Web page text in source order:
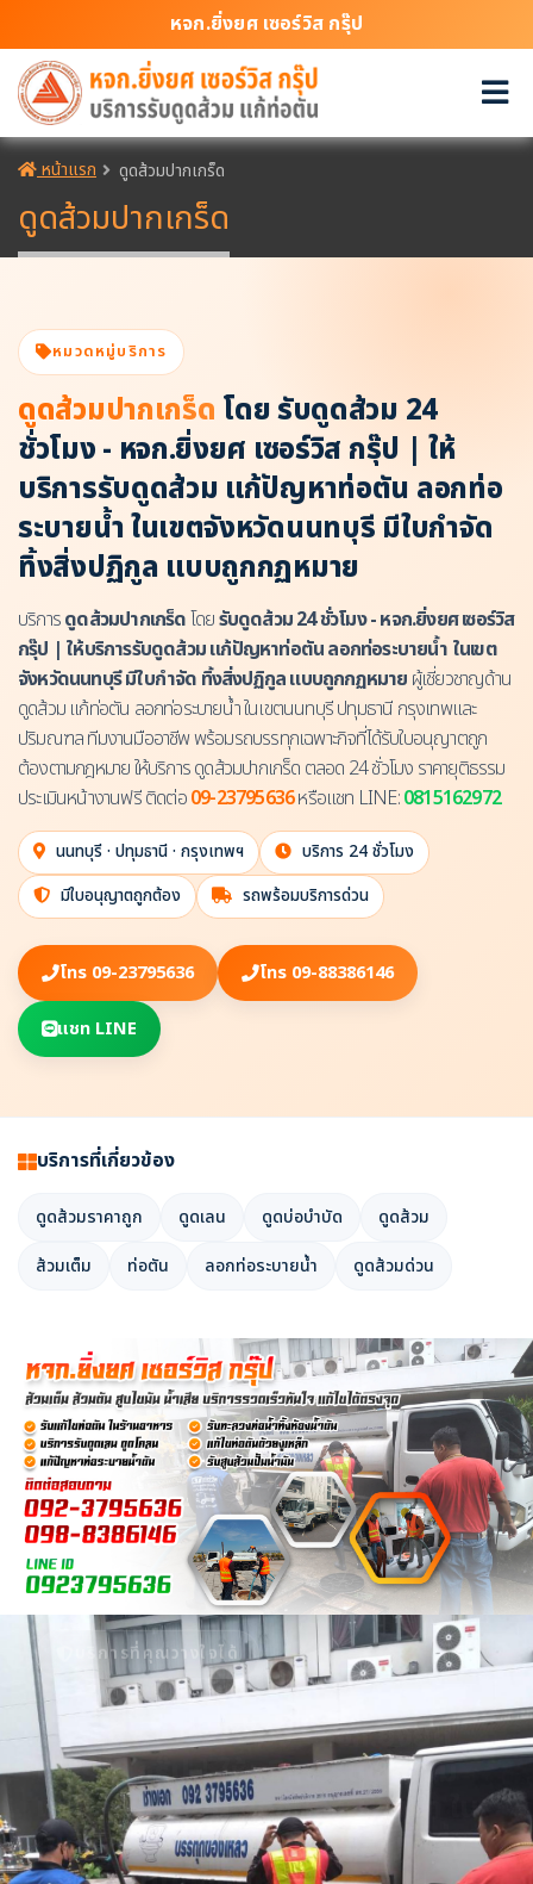
หจก.ยิ่งยศ เซอร์วิส กรุ๊ป
หน้าแรก ดูดส้วมปากเกร็ด
ดูดส้วมปากเกร็ด
หมวดหมู่บริการ
ดูดส้วมปากเกร็ด โดย รับดูดส้วม 24
ชั่วโมง - หจก.ยิ่งยศ เซอร์วิส กรุ๊ป | ให้
บริการรับดูดส้วม แก้ปัญหาท่อตัน ลอกท่อ
ระบายน้ำ ในเขตจังหวัดนนทบุรี มีใบกำจัด
ทิ้งสิ่งปฏิกูล แบบถูกกฏหมาย
บริการดูดส้วมปากเกร็ดโดยรับดูดส้วม 24 ชั่วโมง - หจก.ยิ่งยศ เซอร์วิส
กรุ๊ป | ให้บริการรับดูดส้วม แก้ปัญหาท่อตัน ลอกท่อระบายน้ำ ในเขต
จังหวัดนนทบุรี มีใบกำจัด ทิ้งสิ่งปฏิกูล แบบถูกกฏหมาย ผู้เชี่ยวชาญด้าน
ดูดส้วม แก้ท่อตัน ลอกท่อระบายน้ำ ในเขตนนทบุรี ปทุมธานี กรุงเทพและ
ปริมณฑล ทีมงานมืออาชีพ พร้อมรถบรรทุกเฉพาะกิจที่ได้รับใบอนุญาตถูก
ต้องตามกฎหมาย ให้บริการ ดูดส้วมปากเกร็ด ตลอด 24 ชั่วโมง ราคายุติธรรม
ประเมินหน้างานฟรี ติดต่อ09-23795636หรือแชท LINE:0815162972
นนทบุรี · ปทุมธานี · กรุงเทพฯ
บริการ 24 ชั่วโมง
มีใบอนุญาตถูกต้อง
รถพร้อมบริการด่วน
โทร 09-23795636 โทร 09-88386146
แชท LINE
บริการที่เกี่ยวข้อง
ดูดส้วมราคาถูก ดูดเลน ดูดบ่อบำบัด
ดูดส้วม
ส้วมเต็ม
ท่อตัน ลอกท่อระบายน้ำ ดูดส้วมด่วน
บริการที่คุณวางใจได้
รับดูดส้วม 24 ชั่วโมง - หจก.ยิ่งยศ
เซอร์วิส กรุ๊ป | ให้บริการรับดูดส้วม
แก้ปัญหาท่อตัน ลอกท่อระบายน้ำ ใน
เขตจังหวัดนนทบุรี มีใบกำจัด ทิ้งสิ่ง
ปฏิกูล แบบถูกกฏหมาย